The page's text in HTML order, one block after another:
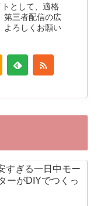
として、適格
第三者配信の広
よろしくお願い
すぎる一日中モー
ーがDIYでつくっ